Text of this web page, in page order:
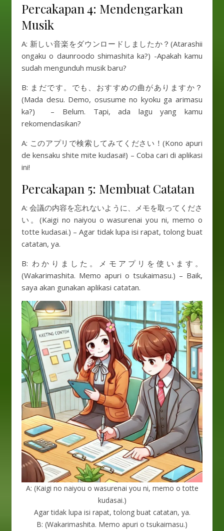
Percakapan 4: Mendengarkan
Musik
A: 新しい音楽をダウンロードしましたか？(Atarashii
ongaku o daunroodo shimashita ka?) -Apakah kamu
sudah mengunduh musik baru?
B: まだです。でも、おすすめの曲がありますか？
(Mada desu. Demo, osusume no kyoku ga arimasu
ka?) – Belum. Tapi, ada lagu yang kamu
rekomendasikan?
A: このアプリで検索してみてください！(Kono apuri
de kensaku shite mite kudasai!) – Coba cari di aplikasi
ini!
Percakapan 5: Membuat Catatan
A: 会議の内容を忘れないように、メモを取ってくださ
い。(Kaigi no naiyou o wasurenai you ni, memo o
totte kudasai.) – Agar tidak lupa isi rapat, tolong buat
catatan, ya.
B: わかりました。メモアプリを使います。
(Wakarimashita. Memo apuri o tsukaimasu.) – Baik,
saya akan gunakan aplikasi catatan.
A: (Kaigi no naiyou o wasurenai you ni, memo o totte
kudasai.)
Agar tidak lupa isi rapat, tolong buat catatan, ya.
B: (Wakarimashita. Memo apuri o tsukaimasu.)